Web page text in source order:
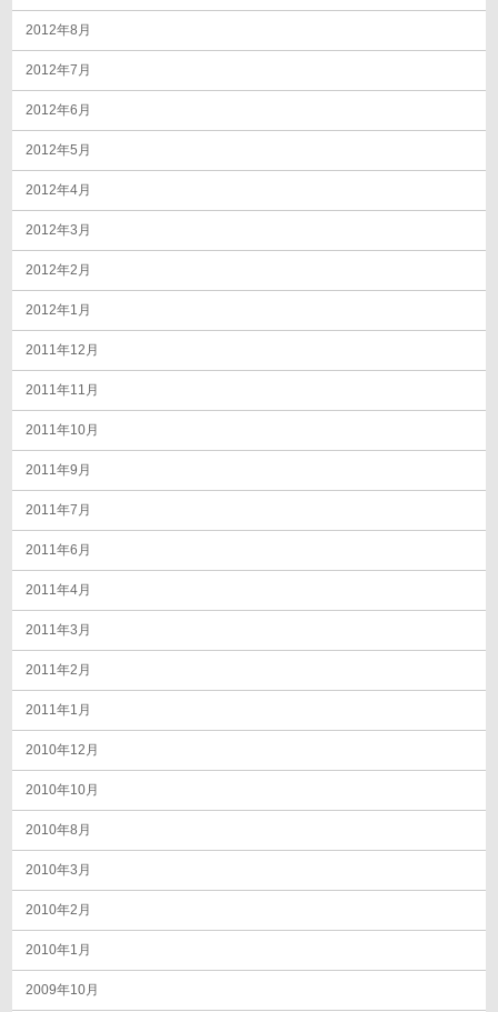
2012年8月
2012年7月
2012年6月
2012年5月
2012年4月
2012年3月
2012年2月
2012年1月
2011年12月
2011年11月
2011年10月
2011年9月
2011年7月
2011年6月
2011年4月
2011年3月
2011年2月
2011年1月
2010年12月
2010年10月
2010年8月
2010年3月
2010年2月
2010年1月
2009年10月